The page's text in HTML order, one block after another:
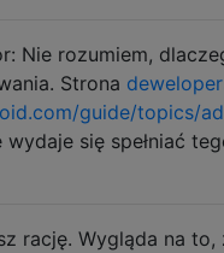
Nie rozumiem,
Strona
guide/topics/
wydaje się spełniać
rację. Wygląda na to,